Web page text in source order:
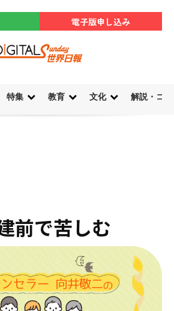
電子版申し込み
特集 教育 文化 解説・コ
前で苦しむ